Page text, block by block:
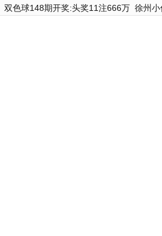
双色球148期开奖:头奖11注666万 徐州